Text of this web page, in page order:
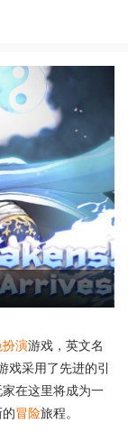
扮演游戏，英文名
戏采用了先进的引
在这里将成为一
冒险旅程。